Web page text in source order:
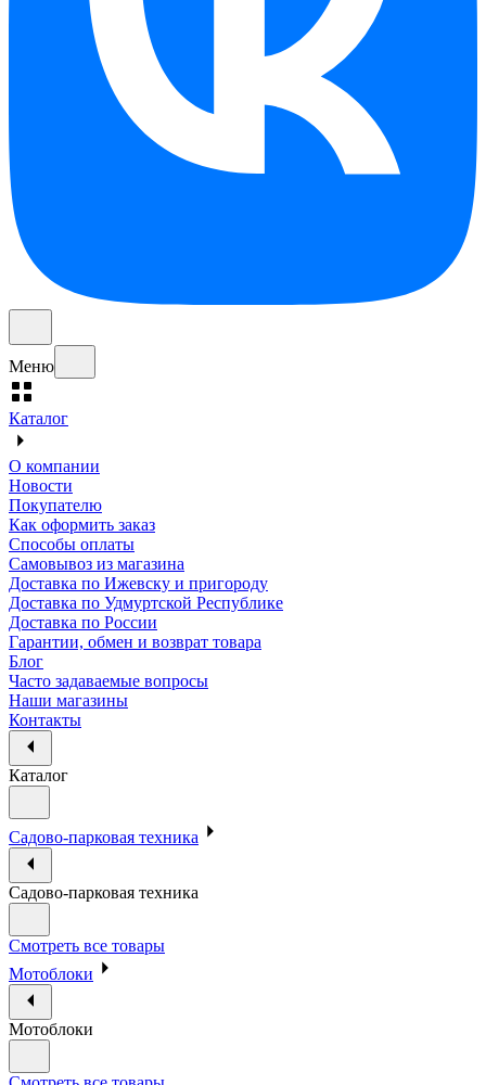
Меню
Каталог
О компании
Новости
Покупателю
Как оформить заказ
Способы оплаты
Самовывоз из магазина
Доставка по Ижевску и пригороду
Доставка по Удмуртской Республике
Доставка по России
Гарантии, обмен и возврат товара
Блог
Часто задаваемые вопросы
Наши магазины
Контакты
Каталог
Садово-парковая техника
Садово-парковая техника
Смотреть все товары
Мотоблоки
Мотоблоки